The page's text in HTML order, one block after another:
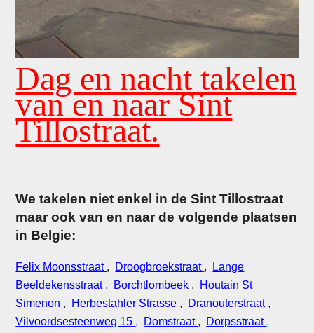
Dag en nacht takelen
van en naar Sint
Tillostraat.
We takelen niet enkel in de Sint Tillostraat
maar ook van en naar de volgende plaatsen
in Belgie:
Felix Moonsstraat , Droogbroekstraat ,
Lange
Beeldekensstraat , Borchtlombeek , Houtain St
Simenon , Herbestahler Strasse , Dranouterstraat ,
Vilvoordsesteenweg 15 , Domstraat , Dorpsstraat ,